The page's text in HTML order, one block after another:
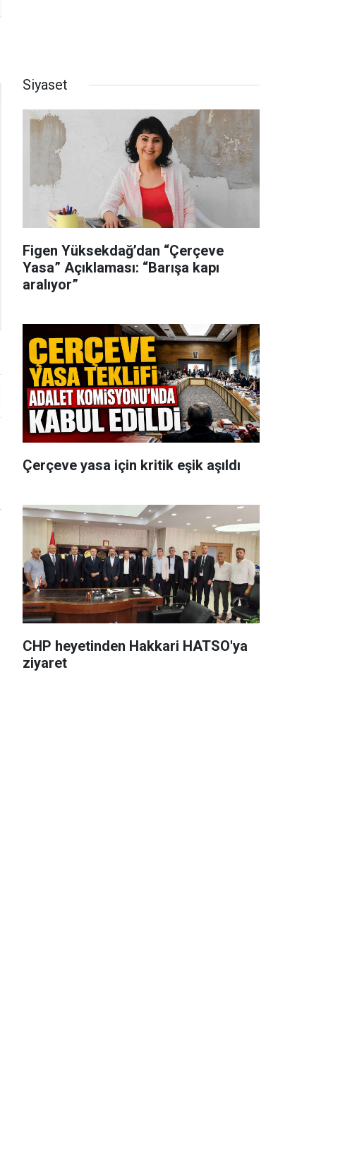
Siyaset
Figen Yüksekdağ’dan “Çerçeve
Yasa” Açıklaması: “Barışa kapı
aralıyor”
Çerçeve yasa için kritik eşik aşıldı
CHP heyetinden Hakkari HATSO'ya
ziyaret